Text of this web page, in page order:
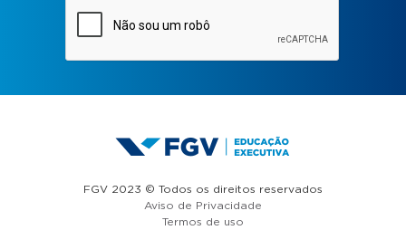
FGV 2023 © Todos os direitos reservados
Aviso de Privacidade
Termos de uso